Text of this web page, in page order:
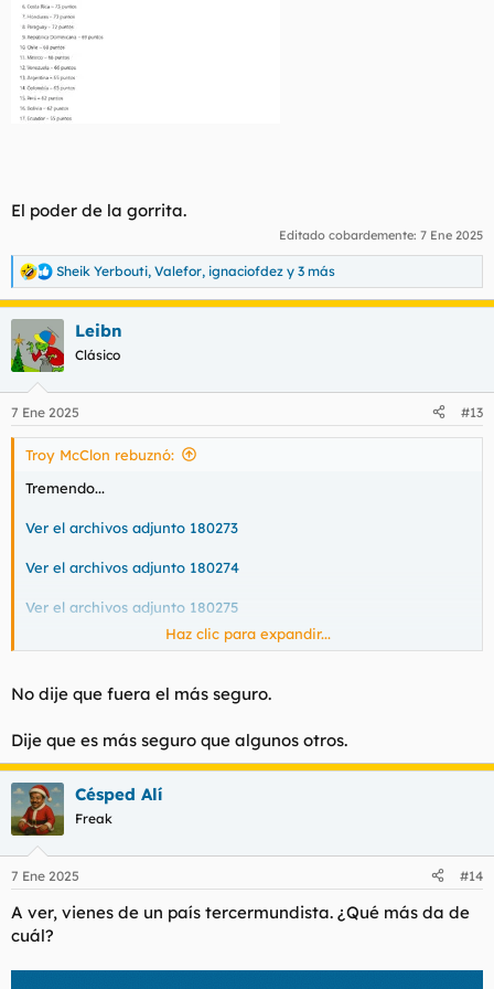
El poder de la gorrita.
Editado cobardemente: 7 Ene 2025
R
e
a
c
c
i
e
s
Sheik Yerbouti, Valefor, ignaciofdez y 3 más
Leibn
Clásico
7 Ene 2025 #13
Troy McClon rebuznó:
Tremendo...
Ver el archivos adjunto 180273
Ver el archivos adjunto 180274
Ver el archivos adjunto 180275
El poder de la gorrita.
Haz clic para expandir...
No dije que fuera el más seguro.
Dije que es más seguro que algunos otros.
Césped Alí
Freak
7 Ene 2025 #14
A ver, vienes de un país tercermundista. ¿Qué más da de
cuál?